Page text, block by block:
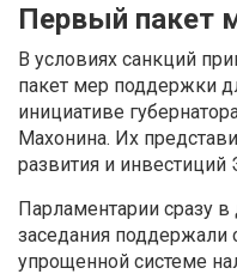
Первый пакет
В условиях санкций
пакет мер поддержки
инициативе
Махонина. Их
развития и инвестиций
Парламентарии сразу в
заседания поддержали
упрощенной системе